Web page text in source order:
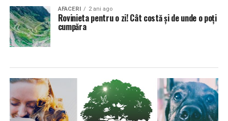
AFACERI 2 ani ago
Rovinieta pentru o zi! Cât costă și de unde o poți
cumpăra